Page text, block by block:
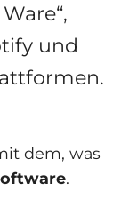
und
dem, was
.